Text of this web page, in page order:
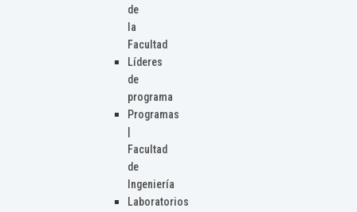
de
la
Facultad
Líderes
de
programa
Programas
Facultad
de
Ingeniería
Laboratorios